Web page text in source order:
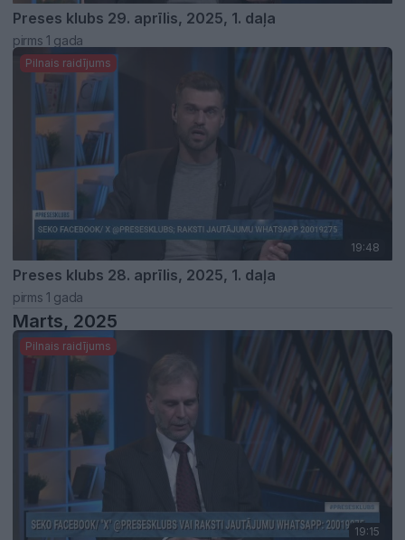
Preses klubs 29. aprīlis, 2025, 1. daļa
pirms 1 gada
Pilnais raidījums
19:48
Preses klubs 28. aprīlis, 2025, 1. daļa
pirms 1 gada
Marts, 2025
Pilnais raidījums
19:15